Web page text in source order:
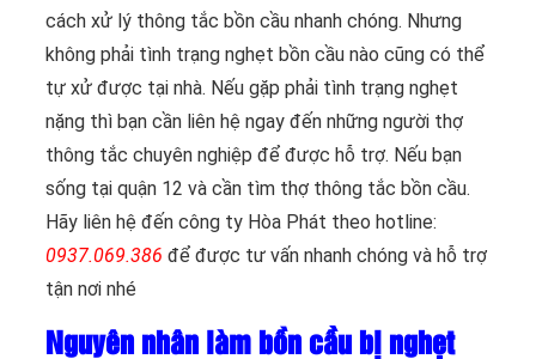
cách xử lý thông tắc bồn cầu nhanh chóng. Nhưng
không phải tình trạng nghẹt bồn cầu nào cũng có thể
tự xử được tại nhà. Nếu gặp phải tình trạng nghẹt
nặng thì bạn cần liên hệ ngay đến những người thợ
thông tắc chuyên nghiệp để được hỗ trợ. Nếu bạn
sống tại quận 12 và cần tìm thợ thông tắc bồn cầu.
Hãy liên hệ đến công ty Hòa Phát theo hotline:
0937.069.386 để được tư vấn nhanh chóng và hỗ trợ
tận nơi nhé
Nguyên nhân làm bồn cầu bị nghẹt